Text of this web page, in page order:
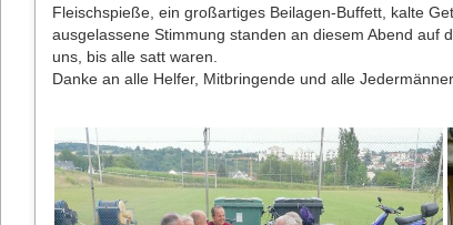
Fleischspieße, ein großartiges Beilagen-Buffett, kalte
ausgelassene Stimmung standen an diesem Abend auf
uns, bis alle satt waren.
Danke an alle Helfer, Mitbringende und alle